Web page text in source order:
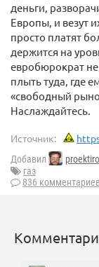
деньги,
Европы, и везут
просто платят
держится на
евробюрократ не
плыть туда, где
«свободный
Наслаждайтесь.
Источник:
Добавил
газ
836